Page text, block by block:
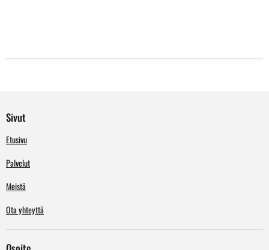
Sivut
Etusivu
Palvelut
Meistä
Ota yhteyttä